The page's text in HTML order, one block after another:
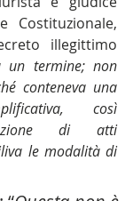
Costituzionale,
illegittimo
un termine; non
conteneva una
così
di atti
le modalità di